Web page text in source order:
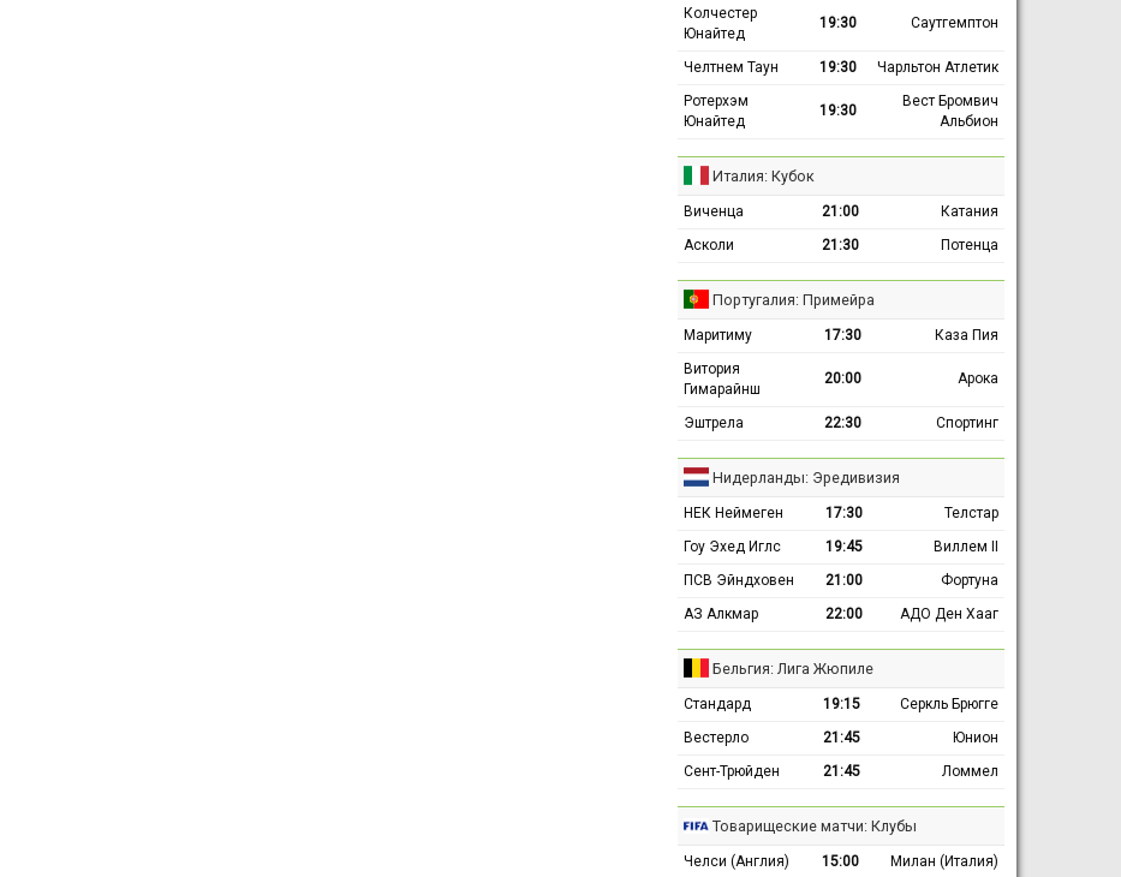
Колчестер
Юнайтед
19:30 Саутгемптон
Челтнем Таун 19:30
Чарльтон Атлетик
Ротерхэм
Юнайтед
19:30
Вест Бромвич
Альбион
Италия: Кубок
Виченца 21:00
Катания
Асколи
21:30 Потенца
Португалия: Примейра
Маритиму 17:30
Каза Пия
Витория
Гимарайнш
20:00 Арока
Эштрела 22:30 Спортинг
Нидерланды: Эредивизия
НЕК Неймеген 17:30
Телстар
Гоу Эхед Иглс
19:45
Виллем II
ПСВ Эйндховен
21:00
Фортуна
АЗ Алкмар
22:00 АДО Ден Хааг
Бельгия: Лига Жюпиле
Стандард 19:15
Серкль Брюгге
Вестерло
21:45
Юнион
Сент-Трюйден
21:45 Ломмел
Товарищеские матчи: Клубы
Челси (Англия) 15:00 Милан (Италия)